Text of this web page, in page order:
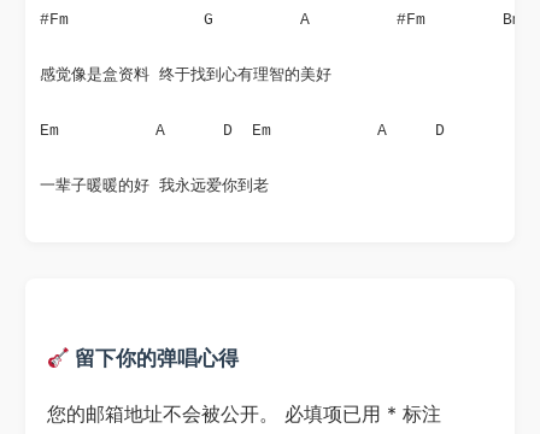
#Fm              G         A         #Fm        Bm
感觉像是盒资料 终于找到心有理智的美好
Em          A      D  Em           A     D
一辈子暖暖的好 我永远爱你到老
留下你的弹唱心得
您的邮箱地址不会被公开。 必填项已用 * 标注